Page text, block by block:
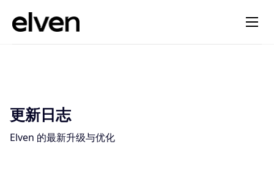
更新日志
Elven 的最新升级与优化